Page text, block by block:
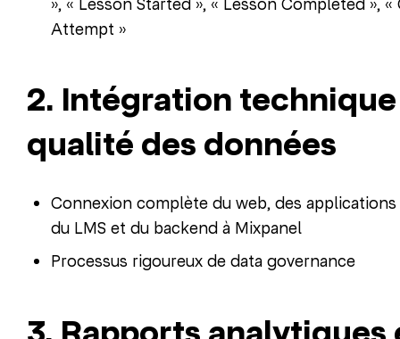
Attempt »
2. Intégration
qualité des données
Connexion complète du web, des
du LMS et du backend à Mixpanel
Processus rigoureux de data governance